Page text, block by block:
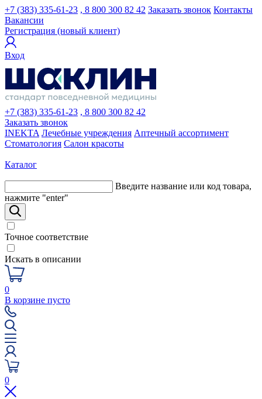
+7 (383) 335-61-23 , 8 800 300 82 42 Заказать звонок Контакты
Вакансии
Регистрация (новый клиент)
Вход
+7 (383) 335-61-23 , 8 800 300 82 42
Заказать звонок
INEKTA Лечебные учреждения Аптечный ассортимент
Стоматология Салон красоты
Каталог
Введите название или код товара,
нажмите "enter"
Точное соответствие
Искать в описании
0
В корзине пусто
0